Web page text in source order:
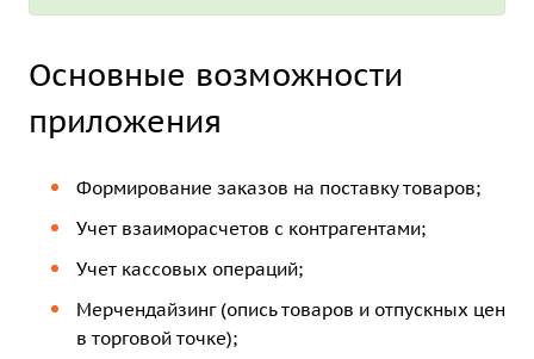
Основные возможности
приложения
Формирование заказов на поставку товаров;
Учет взаиморасчетов с контрагентами;
Учет кассовых операций;
Мерчендайзинг (опись товаров и отпускных цен
в торговой точке);